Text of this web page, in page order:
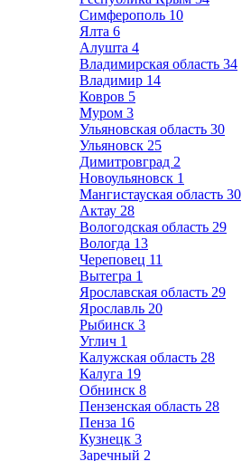
Симферополь 10
Ялта 6
Алушта 4
Владимирская область 34
Владимир 14
Ковров 5
Муром 3
Ульяновская область 30
Ульяновск 25
Димитровград 2
Новоульяновск 1
Мангистауская область 30
Актау 28
Вологодская область 29
Вологда 13
Череповец 11
Вытегра 1
Ярославская область 29
Ярославль 20
Рыбинск 3
Углич 1
Калужская область 28
Калуга 19
Обнинск 8
Пензенская область 28
Пенза 16
Кузнецк 3
Заречный 2